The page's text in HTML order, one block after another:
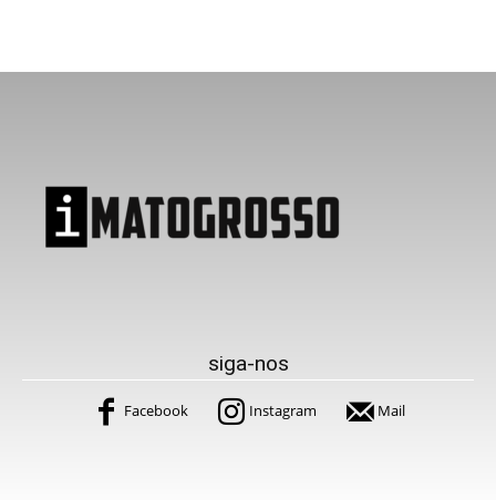
siga-nos
Facebook Instagram Mail